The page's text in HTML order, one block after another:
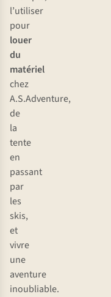
l’utiliser
pour
louer
du
matériel
chez
A.S.Adventure,
de
la
tente
en
passant
par
les
skis,
et
vivre
une
aventure
inoubliable.